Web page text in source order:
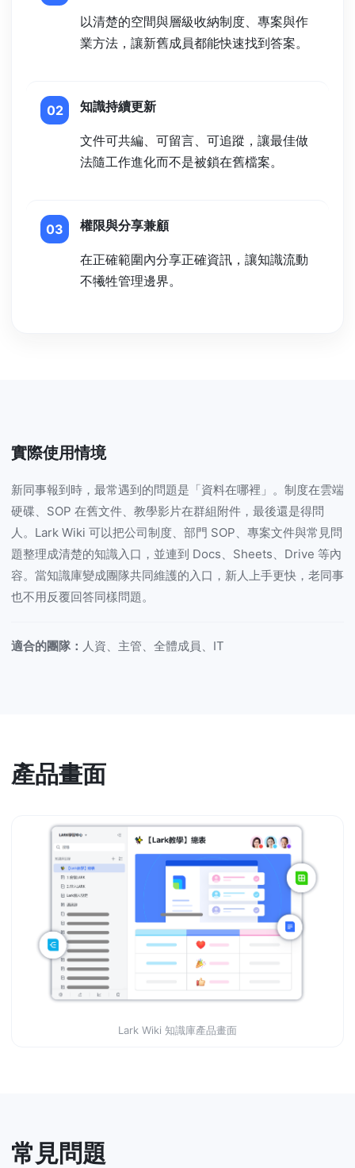
以清楚的空間與層級收納制度、專案與作
業方法，讓新舊成員都能快速找到答案。
02 知識持續更新
文件可共編、可留言、可追蹤，讓最佳做
法隨工作進化而不是被鎖在舊檔案。
03 權限與分享兼顧
在正確範圍內分享正確資訊，讓知識流動
不犧牲管理邊界。
實際使用情境
新同事報到時，最常遇到的問題是「資料在哪裡」。制度在雲端
硬碟、SOP 在舊文件、教學影片在群組附件，最後還是得問
人。Lark Wiki 可以把公司制度、部門 SOP、專案文件與常見問
題整理成清楚的知識入口，並連到 Docs、Sheets、Drive 等內
容。當知識庫變成團隊共同維護的入口，新人上手更快，老同事
也不用反覆回答同樣問題。
適合的團隊： 人資、主管、全體成員、IT
產品畫面
Lark Wiki 知識庫產品畫面
常見問題